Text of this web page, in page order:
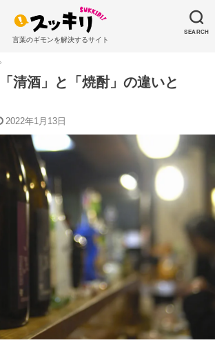
SEARCH
言葉のギモンを解決するサイト
清酒」と「焼酎」の違いと
2022年1月13日